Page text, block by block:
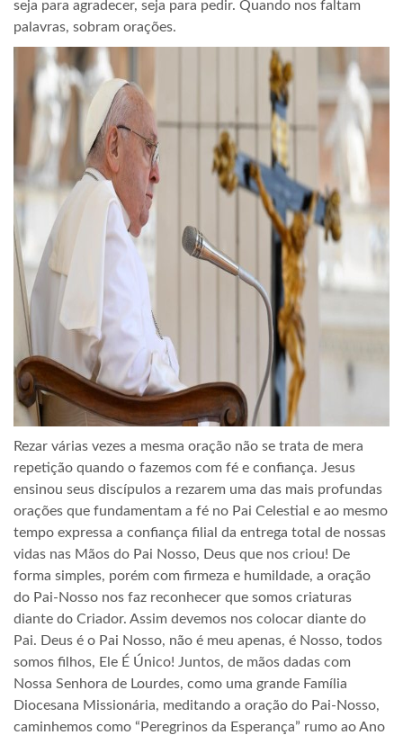
seja para agradecer, seja para pedir. Quando nos faltam
palavras, sobram orações.
Rezar várias vezes a mesma oração não se trata de mera
repetição quando o fazemos com fé e confiança. Jesus
ensinou seus discípulos a rezarem uma das mais profundas
orações que fundamentam a fé no Pai Celestial e ao mesmo
tempo expressa a confiança filial da entrega total de nossas
vidas nas Mãos do Pai Nosso, Deus que nos criou! De
forma simples, porém com firmeza e humildade, a oração
do Pai-Nosso nos faz reconhecer que somos criaturas
diante do Criador. Assim devemos nos colocar diante do
Pai. Deus é o Pai Nosso, não é meu apenas, é Nosso, todos
somos filhos, Ele É Único! Juntos, de mãos dadas com
Nossa Senhora de Lourdes, como uma grande Família
Diocesana Missionária, meditando a oração do Pai-Nosso,
caminhemos como “Peregrinos da Esperança” rumo ao Ano